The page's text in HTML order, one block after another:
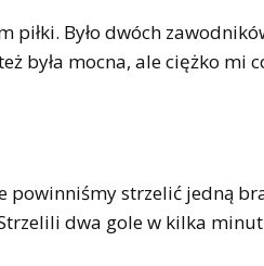
piłki. Było dwóch
była mocna, ale ciężko mi
powinniśmy strzelić jedną
dwa gole w kilka